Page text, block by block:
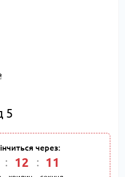
5
через:
12 11